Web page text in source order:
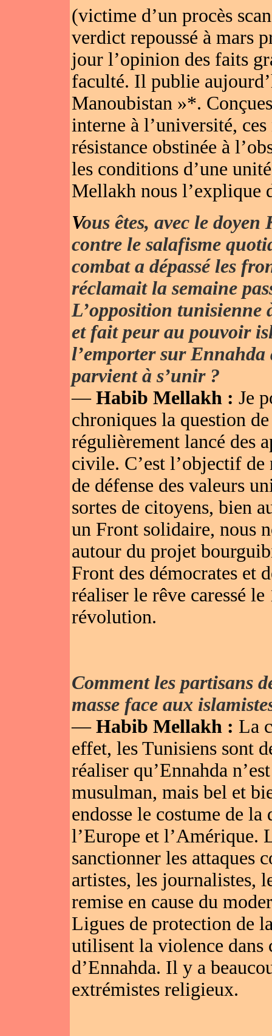
(victime d’un procès
verdict repoussé à mars
jour l’opinion des faits
faculté. Il publie
Manoubistan »*.
interne à l’université,
résistance obstinée à
les conditions d’une
Mellakh nous l’explique
Vous êtes, avec le
contre le salafisme
combat a dépassé les
réclamait la semaine
L’opposition tunisienne
et fait peur au pouvoir
l’emporter sur
parvient à s’unir ?
— Habib Mellakh : Je
chroniques la question
régulièrement lancé des
civile. C’est l’objectif
de défense des valeurs
sortes de citoyens, bien
un Front solidaire, nous
autour du projet
Front des démocrates et
réaliser le rêve caressé
révolution.
Comment les partisans
masse face aux
— Habib Mellakh : La
effet, les Tunisiens sont
réaliser qu’Ennahda
musulman, mais bel et
endosse le costume de
l’Europe et l’Amérique.
sanctionner les attaques
artistes, les journalistes,
remise en cause du
Ligues de protection de
utilisent la violence dans
d’Ennahda. Il y a
extrémistes religieux.